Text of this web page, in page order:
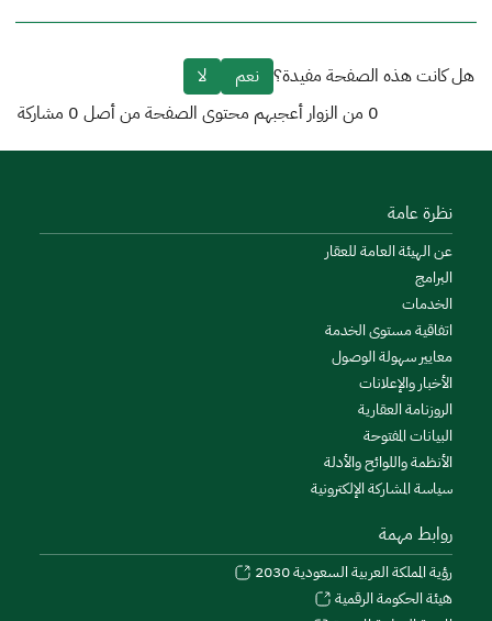
هل كانت هذه الصفحة مفيدة؟ نعم
لا
0 من الزوار أعجبهم محتوى الصفحة من أصل 0 مشاركة
نظرة عامة
عن الهيئة العامة للعقار
البرامج
الخدمات
اتفاقية مستوى الخدمة
معايير سهولة الوصول
الأخبار والإعلانات
الروزنامة العقارية
البيانات المفتوحة
الأنظمة واللوائح والأدلة
سياسة المشاركة الإلكترونية
روابط مهمة
رؤية المملكة العربية السعودية 2030
هيئة الحكومة الرقمية